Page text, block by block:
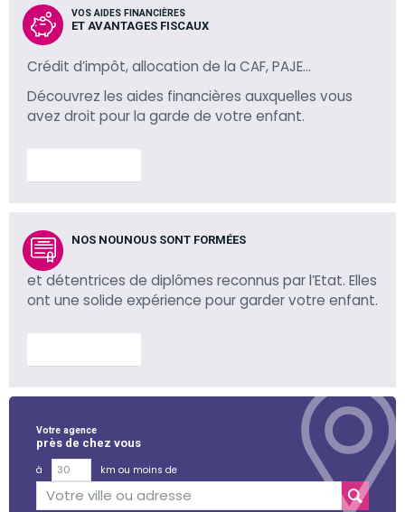
VOS AIDES FINANCIÈRES
ET AVANTAGES FISCAUX
Crédit d’impôt, allocation de la CAF, PAJE…
Découvrez les aides financières auxquelles vous
avez droit pour la garde de votre enfant.
NOS NOUNOUS SONT FORMÉES
et détentrices de diplômes reconnus par l’Etat. Elles
ont une solide expérience pour garder votre enfant.
Votre agence
près de chez vous
à
km ou moins de